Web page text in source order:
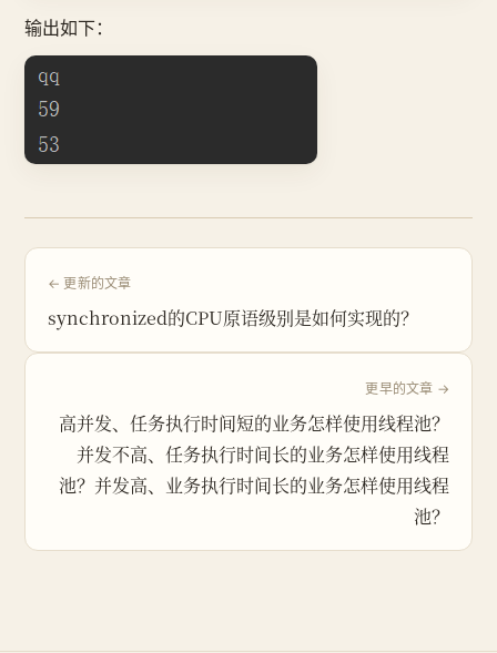
输出如下：
← 更新的文章
synchronized的CPU原语级别是如何实现的？
更早的文章 →
高并发、任务执行时间短的业务怎样使用线程池？
并发不高、任务执行时间长的业务怎样使用线程
池？并发高、业务执行时间长的业务怎样使用线程
池？